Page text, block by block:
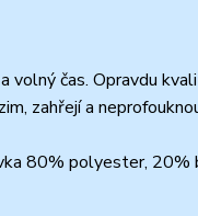
čas. Opravdu
zahřejí a
80% polyester, 20%